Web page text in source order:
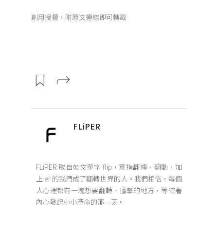
創用授權，附原文連結即可轉載
FLiPER
FLiPER 取自英文單字 flip，意指翻轉、翻動，加
上 er 的我們成了翻轉世界的人。我們相信，每個
人心裡都有一塊想要翻轉、撞擊的地方，等待著
內心發起小小革命的那一天。